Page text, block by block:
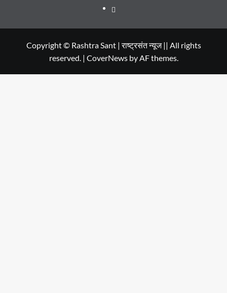
Dehradun
to
in
Dehradun
सम्पर्क
Copyright © Rashtra Sant | राष्ट्रसंत न्यूज || All rights
reserved. | CoverNewsby AF themes.